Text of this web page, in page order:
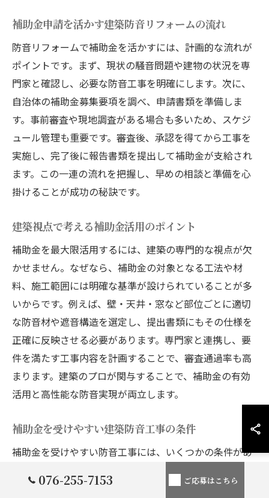
補助金申請を活かす建築防音リフォームの流れ
防音リフォームで補助金を活かすには、計画的な流れが
ポイントです。まず、現状の騒音問題や建物の状況を専
門家と確認し、必要な防音工事を明確にします。次に、
自治体の補助金募集要項を調べ、申請書類を準備しま
す。事前審査や現地調査がある場合も多いため、スケジ
ュール管理も重要です。審査後、承認を得てから工事を
実施し、完了後に報告書類を提出して補助金が支給され
ます。この一連の流れを把握し、早めの相談と準備を心
掛けることが成功の秘訣です。
建築視点で考える補助金活用のポイント
補助金を最大限活用するには、建築の専門的な視点が欠
かせません。なぜなら、補助金の対象となる工法や材
料、施工範囲には明確な基準が設けられていることが多
いからです。例えば、壁・天井・窓など部位ごとに適切
な防音材や遮音構造を選定し、提出書類にもその仕様を
正確に反映させる必要があります。専門家と連携し、要
件を満たす工事内容を計画することで、審査通過率も高
まります。建築のプロが関与することで、補助金の有効
活用と高性能な防音実現が両立します。
補助金を受けやすい建築防音工事の条件
補助金を受けやすい防音工事には、いくつかの条件があ
象建物であること、防音性能の向上が明確に証明できる
076-255-7153 ご応募はこちら